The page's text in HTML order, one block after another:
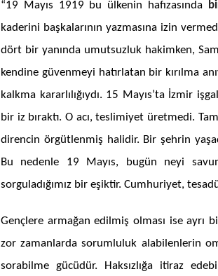
“19 Mayıs 1919 bu ülkenin hafızasında
kaderini başkalarının yazmasına izin
dört bir yanında umutsuzluk hakimken,
kendine güvenmeyi hatırlatan bir kırılma
kalkma kararlılığıydı. 15 Mayıs’ta İzmir
bir iz bıraktı. O acı, teslimiyet üretmedi.
direncin örgütlenmiş halidir. Bir şehrin
Bu nedenle 19 Mayıs, bugün neyi
sorguladığımız bir eşiktir. Cumhuriyet,
Gençlere armağan edilmiş olması ise ayrı
zor zamanlarda sorumluluk alabilenlerin
sorabilme gücüdür. Haksızlığa itiraz